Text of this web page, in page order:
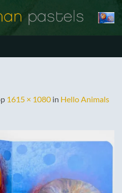
1615 × 1080 in Hello Animals